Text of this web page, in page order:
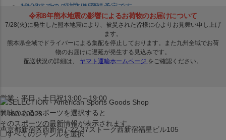
セレクション公式LINE@
営業：平日・土日祝13:00～19:00
〒160－0023
東京都新宿区西新宿7-22-37ストーク西新宿福星ビル105
12:00までのご注文は発送予定です。
在庫品は 1-3営業日内で発送!! ※お取寄せ商品は対象外
興味のあるスポーツを選択すると
そのスポーツの最新情報が表示されます。
すべてのジャンルを選択